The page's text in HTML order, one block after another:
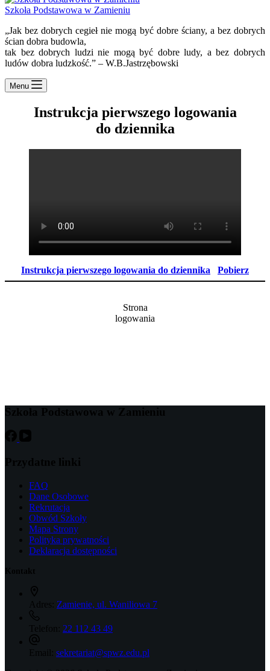
Szkoła Podstawowa w Zamieniu
„Jak bez dobrych cegieł nie mogą być dobre ściany, a bez dobrych
ścian dobra budowla,
tak bez dobrych ludzi nie mogą być dobre ludy, a bez dobrych
ludów dobra ludzkość.” – W.B.Jastrzębowski
Menu
Instrukcja pierwszego logowania
do dziennika
Instrukcja pierwszego logowania do dziennika Pobierz
Strona
logowania
Szkoła Podstawowa w Zamieniu
Przydatne linki
FAQ
Dane Osobowe
Rekrutacja
Obwód Szkoły
Mapa Strony
Polityka prywatności
Deklaracja dostępności
Kontakt
Adres: Zamienie, ul. Waniliowa 7
Telefon: 22 112 43 49
Email: sekretariat@spwz.edu.pl